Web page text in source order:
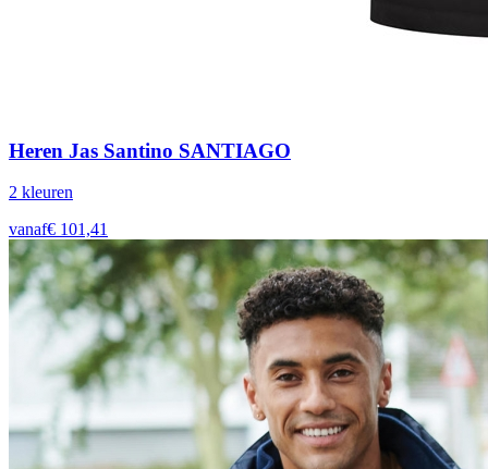
Heren Jas Santino SANTIAGO
2 kleuren
vanaf€ 101,41